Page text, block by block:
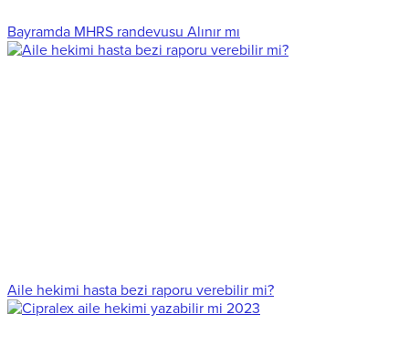
Bayramda MHRS randevusu Alınır mı
Aile hekimi hasta bezi raporu verebilir mi?